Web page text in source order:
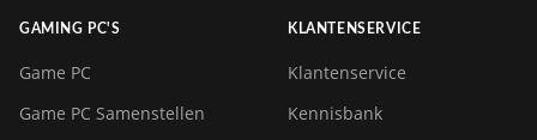
GAMING PC'S
Game PC
Game PC Samenstellen
KLANTENSERVICE
Klantenservice
Kennisbank